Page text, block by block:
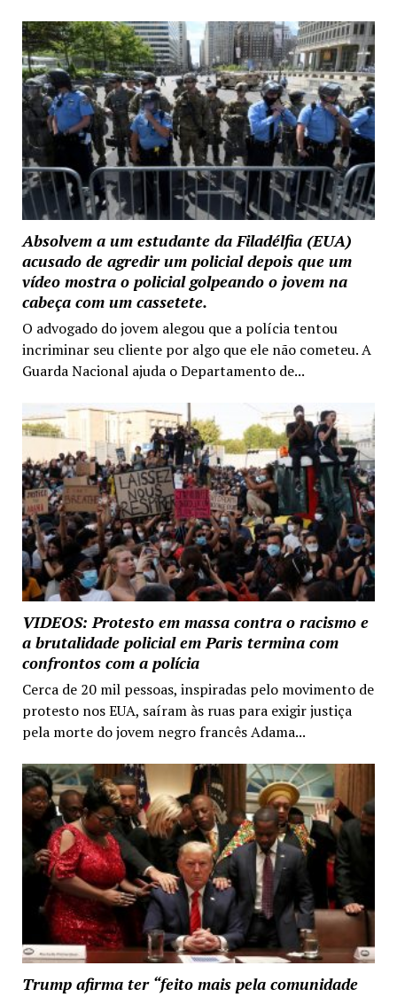
Absolvem a um estudante da Filadélfia (EUA)
acusado de agredir um policial depois que um
vídeo mostra o policial golpeando o jovem na
cabeça com um cassetete.
O advogado do jovem alegou que a polícia tentou
incriminar seu cliente por algo que ele não cometeu. A
Guarda Nacional ajuda o Departamento de...
VIDEOS: Protesto em massa contra o racismo e
a brutalidade policial em Paris termina com
confrontos com a polícia
Cerca de 20 mil pessoas, inspiradas pelo movimento de
protesto nos EUA, saíram às ruas para exigir justiça
pela morte do jovem negro francês Adama...
Trump afirma ter “feito mais pela comunidade